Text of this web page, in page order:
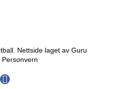
Nettside laget av Guru
Personvern